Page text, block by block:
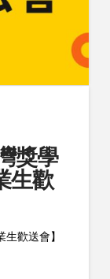
獎學
生歡
歡送會】